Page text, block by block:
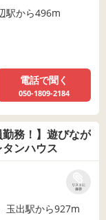
駅から496m
電話で聞く
050-1809-2184
勤務！】遊びなが
ンハウス
リストに
保存
玉出駅から927m